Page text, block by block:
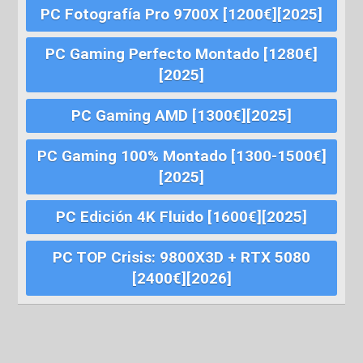
PC Fotografía Pro 9700X [1200€][2025]
PC Gaming Perfecto Montado [1280€]
[2025]
PC Gaming AMD [1300€][2025]
PC Gaming 100% Montado [1300-1500€]
[2025]
PC Edición 4K Fluido [1600€][2025]
PC TOP Crisis: 9800X3D + RTX 5080
[2400€][2026]